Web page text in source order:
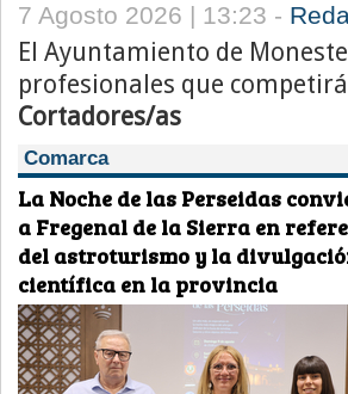
7 Agosto 2026 | 13:23 -
El Ayuntamiento de
profesionales que
Cortadores/as
Comarca
La Noche de las Perseidas
a Fregenal de la Sierra en
del astroturismo y la
científica en la provincia